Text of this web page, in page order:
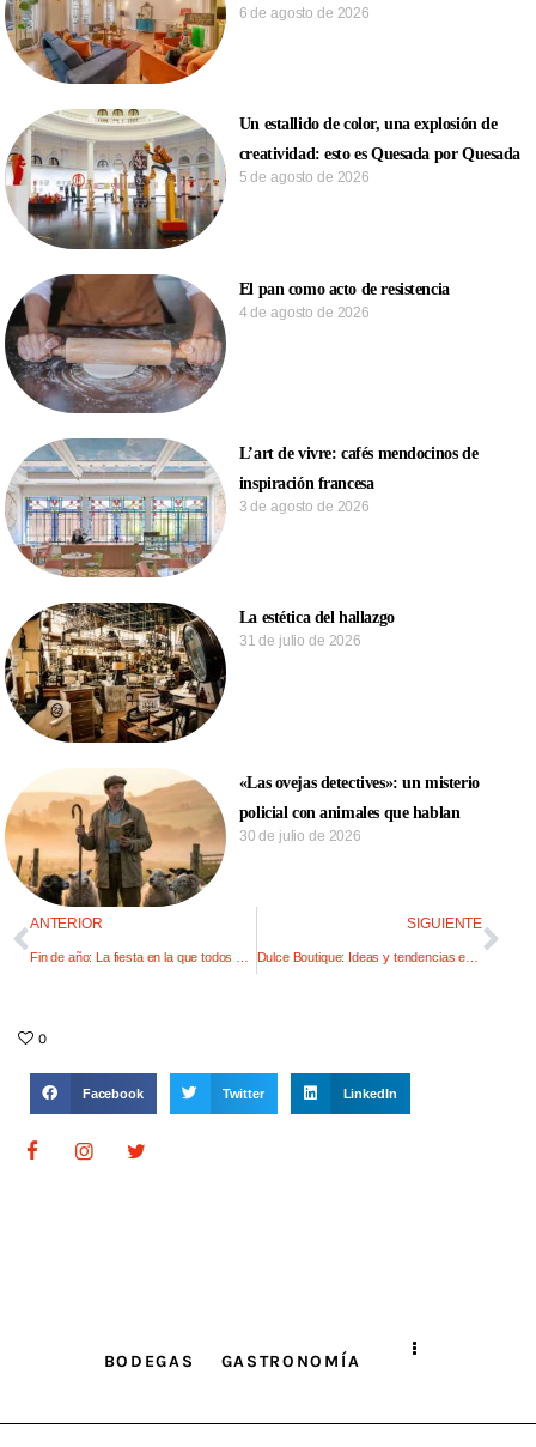
6 de agosto de 2026
Un estallido de color, una explosión de
creatividad: esto es Quesada por Quesada
5 de agosto de 2026
El pan como acto de resistencia
4 de agosto de 2026
L’art de vivre: cafés mendocinos de
inspiración francesa
3 de agosto de 2026
La estética del hallazgo
31 de julio de 2026
«Las ovejas detectives»: un misterio
policial con animales que hablan
30 de julio de 2026
ANTERIOR SIGUIENTE
0
Facebook Twitter LinkedIn
BODEGAS GASTRONOMÍA